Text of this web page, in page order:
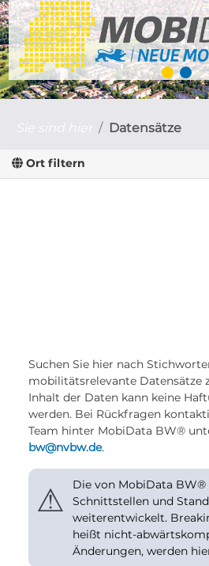
Datensätze
Ort filtern
Suchen Sie hier nach
mobilitätsrelevante Datensätze
Inhalt der Daten kann keine
werden. Bei Rückfragen
Team hinter MobiData BW®
bw@nvbw.de.
⚠
Die von MobiData BW®
Schnittstellen und
weiterentwickelt.
heißt nicht-
Änderungen, werden